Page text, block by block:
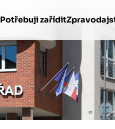
Potřebuji zařídit